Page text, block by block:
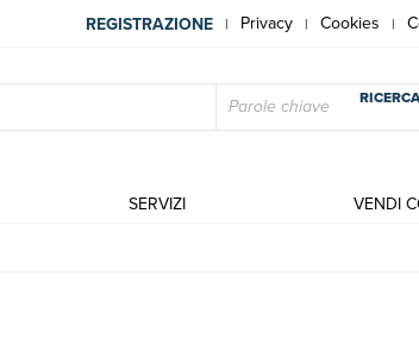
REGISTRAZIONE | Privacy | Cookies |
SERVIZI VENDI
| Valerio Castrignano